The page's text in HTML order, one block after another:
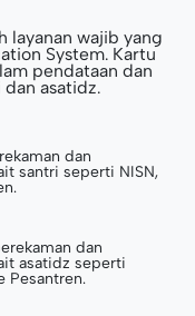
layanan wajib yang
System. Kartu
pendataan dan
asatidz.
dan
santri seperti NISN,
dan
asatidz seperti
Pesantren.